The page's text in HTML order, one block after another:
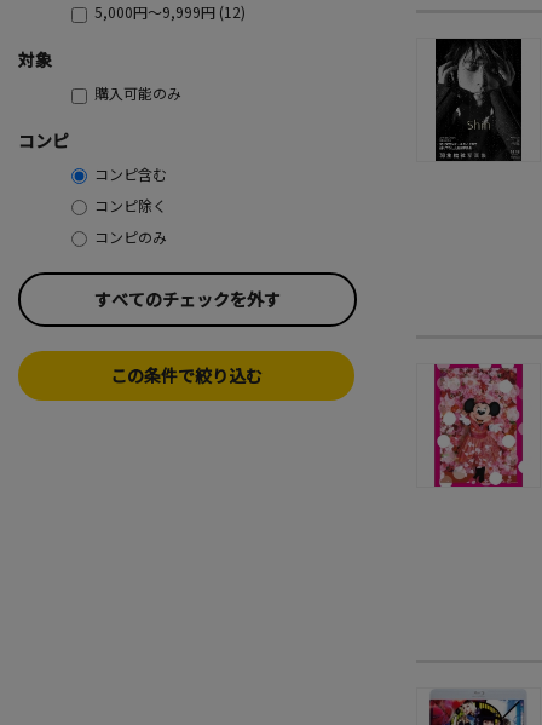
5,000円～9,999円 (12)
対象
購入可能のみ
コンピ
コンピ含む
コンピ除く
コンピのみ
すべてのチェックを外す
この条件で絞り込む